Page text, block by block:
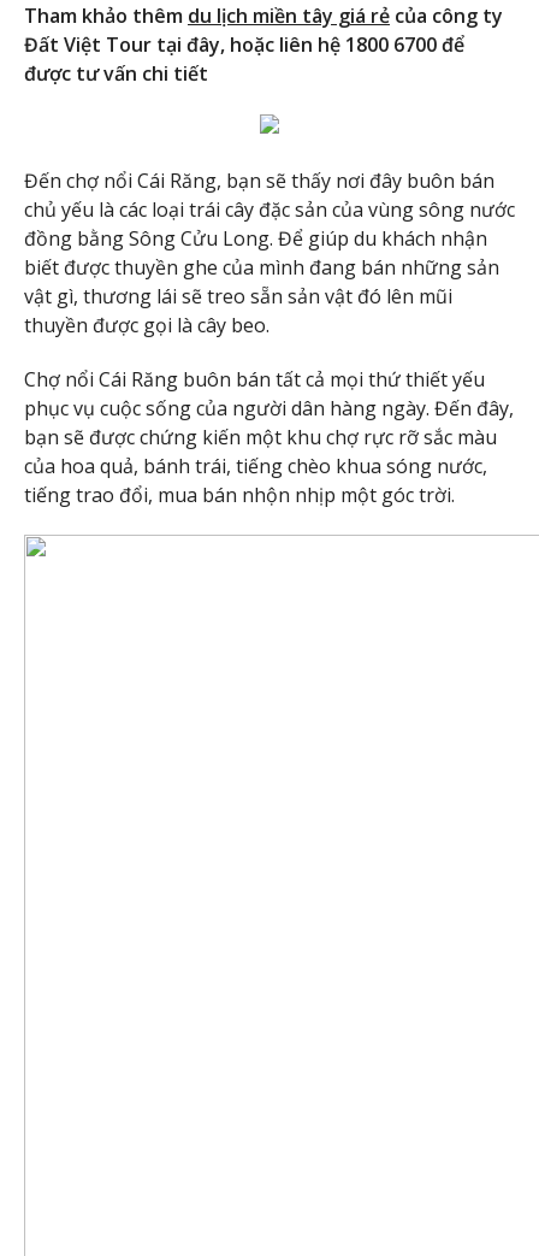
Tham khảo thêm du lịch miền tây giá rẻ của công ty
Đất Việt Tour tại đây, hoặc liên hệ 1800 6700 để
được tư vấn chi tiết
Đến chợ nổi Cái Răng, bạn sẽ thấy nơi đây buôn bán
chủ yếu là các loại trái cây đặc sản của vùng sông nước
đồng bằng Sông Cửu Long. Để giúp du khách nhận
biết được thuyền ghe của mình đang bán những sản
vật gì, thương lái sẽ treo sẵn sản vật đó lên mũi
thuyền được gọi là cây beo.
Chợ nổi Cái Răng buôn bán tất cả mọi thứ thiết yếu
phục vụ cuộc sống của người dân hàng ngày. Đến đây,
bạn sẽ được chứng kiến một khu chợ rực rỡ sắc màu
của hoa quả, bánh trái, tiếng chèo khua sóng nước,
tiếng trao đổi, mua bán nhộn nhịp một góc trời.